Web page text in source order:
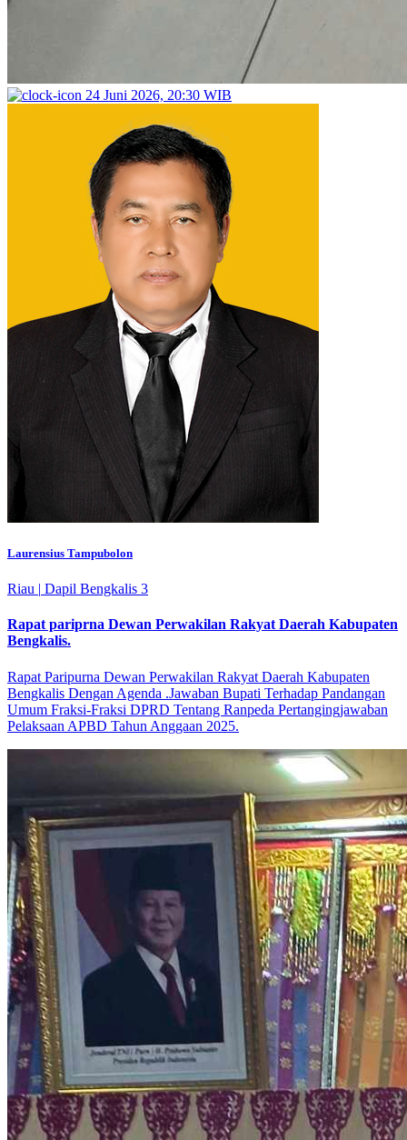
24 Juni 2026, 20:30 WIB
Laurensius Tampubolon
Riau | Dapil Bengkalis 3
Rapat pariprna Dewan Perwakilan Rakyat Daerah Kabupaten
Bengkalis.
Rapat Paripurna Dewan Perwakilan Rakyat Daerah Kabupaten
Bengkalis Dengan Agenda .Jawaban Bupati Terhadap Pandangan
Umum Fraksi-Fraksi DPRD Tentang Ranpeda Pertangingjawaban
Pelaksaan APBD Tahun Anggaan 2025.